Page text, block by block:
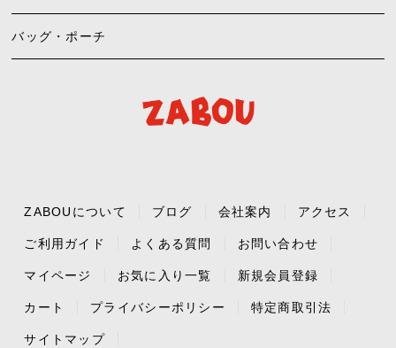
バッグ・ポーチ
ZABOUについて ブログ 会社案内 アクセス
ご利用ガイド よくある質問 お問い合わせ
マイページ お気に入り一覧 新規会員登録
カート プライバシーポリシー 特定商取引法
サイトマップ